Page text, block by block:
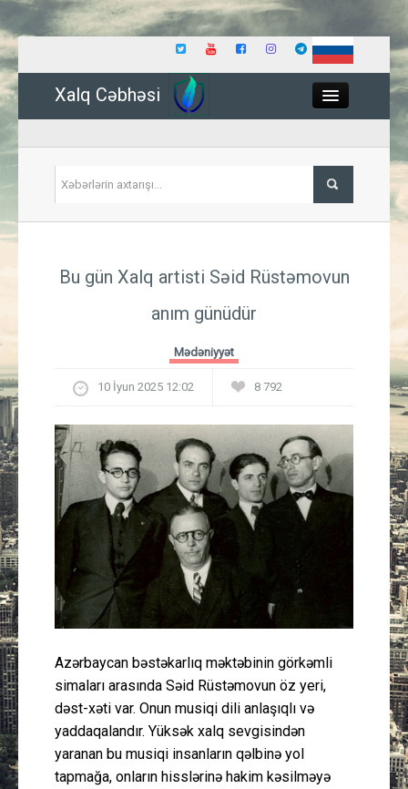
Xalq Cəbhəsi
İqtisadiyyat
Güney Azərbaycan
Mədəniyyət
Müsahibə
Layihə
Gündəm
Cəmiyyət
Peşə etikası
Bu gün Xalq artisti Səid Rüstəmovun
anım günüdür
Mədəniyyət
10 İyun 2025 12:02 8 792
Azərbaycan bəstəkarlıq məktəbinin görkəmli
simaları arasında Səid Rüstəmovun öz yeri,
dəst-xəti var. Onun musiqi dili anlaşıqlı və
yaddaqalandır. Yüksək xalq sevgisindən
yaranan bu musiqi insanların qəlbinə yol
tapmağa, onların hisslərinə hakim kəsilməyə